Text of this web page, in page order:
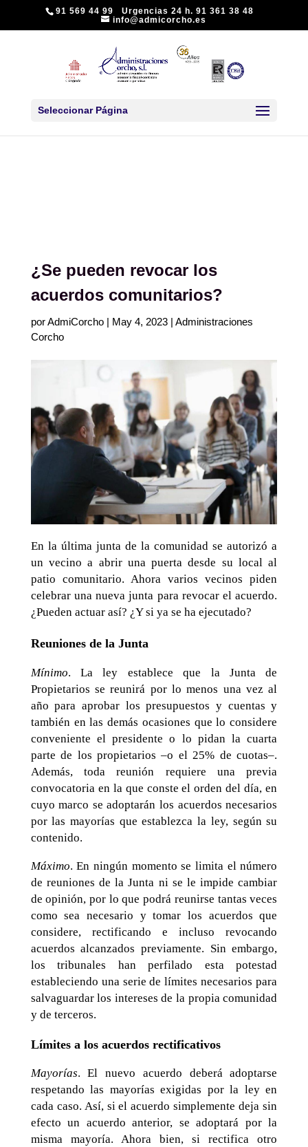
91 569 44 99 Urgencias 24 h. 91 361 38 48
info@admicorcho.es
Seleccionar Página
¿Se pueden revocar los
acuerdos comunitarios?
porAdmiCorcho| May 4, 2023| Administraciones
Corcho
En la última junta de la comunidad se autorizó a
un vecino a abrir una puerta desde su local al
patio comunitario. Ahora varios vecinos piden
celebrar una nueva junta para revocar el acuerdo.
¿Pueden actuar así? ¿Y si ya se ha ejecutado?
Reuniones de la Junta
Mínimo. La ley establece que la Junta de
Propietarios se reunirá por lo menos una vez al
año para aprobar los presupuestos y cuentas y
también en las demás ocasiones que lo considere
conveniente el presidente o lo pidan la cuarta
parte de los propietarios –o el 25% de cuotas–.
Además, toda reunión requiere una previa
convocatoria en la que conste el orden del día, en
cuyo marco se adoptarán los acuerdos necesarios
por las mayorías que establezca la ley, según su
contenido.
Máximo. En ningún momento se limita el número
de reuniones de la Junta ni se le impide cambiar
de opinión, por lo que podrá reunirse tantas veces
como sea necesario y tomar los acuerdos que
considere, rectificando e incluso revocando
acuerdos alcanzados previamente. Sin embargo,
los tribunales han perfilado esta potestad
estableciendo una serie de límites necesarios para
salvaguardar los intereses de la propia comunidad
y de terceros.
Límites a los acuerdos rectificativos
Mayorías. El nuevo acuerdo deberá adoptarse
respetando las mayorías exigidas por la ley en
cada caso. Así, si el acuerdo simplemente deja sin
efecto un acuerdo anterior, se adoptará por la
misma mayoría. Ahora bien, si rectifica otro